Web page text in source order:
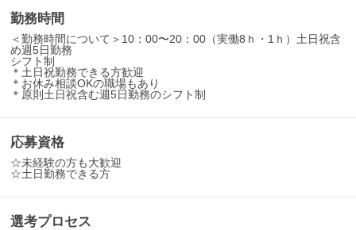
勤務時間
＜勤務時間について＞10：00〜20：00（実働8ｈ・1ｈ）土日祝含
め週5日勤務
シフト制
＊土日祝勤務できる方歓迎
＊お休み相談OKの職場もあり
＊原則土日祝含む週5日勤務のシフト制
応募資格
☆未経験の方も大歓迎
☆土日勤務できる方
選考プロセス